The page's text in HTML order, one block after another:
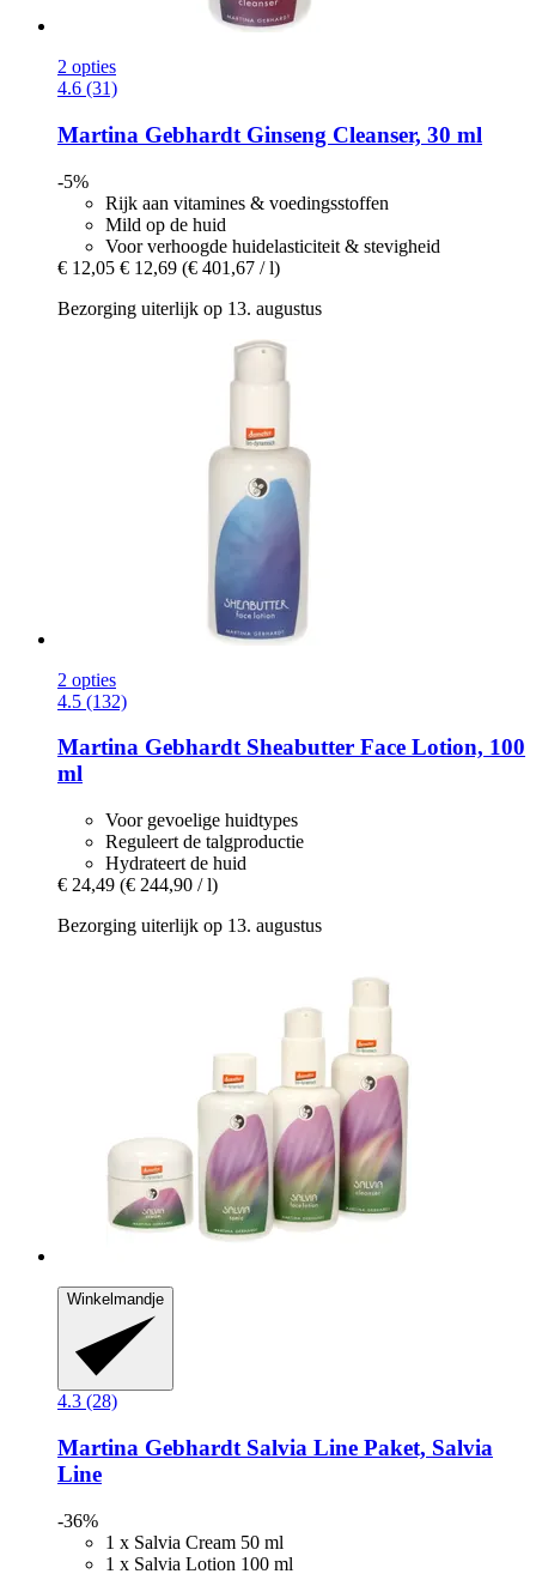
2 opties
4.6 (31)
Martina Gebhardt Ginseng Cleanser, 30 ml
-5%
Rijk aan vitamines & voedingsstoffen
Mild op de huid
Voor verhoogde huidelasticiteit & stevigheid
€ 12,05 € 12,69 (€ 401,67 / l)
Bezorging uiterlijk op 13. augustus
2 opties
4.5 (132)
Martina GebhardtSheabutter Face Lotion, 100
ml
Voor gevoelige huidtypes
Reguleert de talgproductie
Hydrateert de huid
€ 24,49 (€ 244,90 / l)
Bezorging uiterlijk op 13. augustus
Winkelmandje
4.3 (28)
Martina Gebhardt Salvia Line Paket, Salvia
Line
-36%
1 x Salvia Cream 50 ml
1 x Salvia Lotion 100 ml